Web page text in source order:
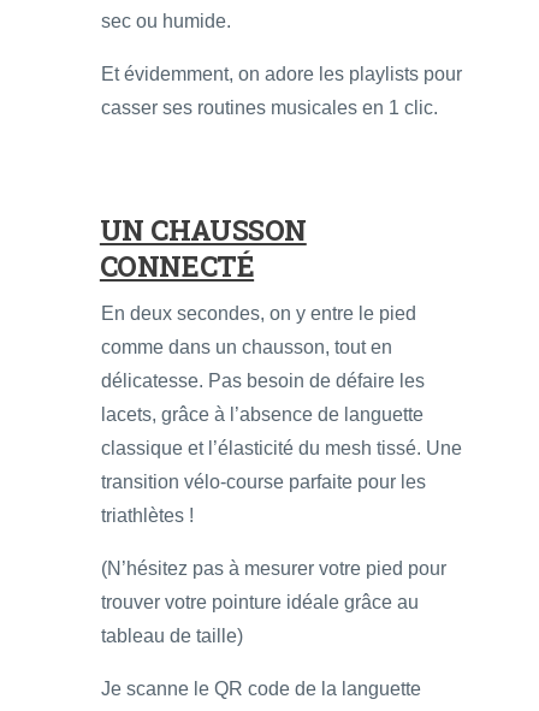
sec ou humide.
Et évidemment, on adore les playlists pour
casser ses routines musicales en 1 clic.
UN CHAUSSON
CONNECTÉ
En deux secondes, on y entre le pied
comme dans un chausson, tout en
délicatesse. Pas besoin de défaire les
lacets, grâce à l’absence de languette
classique et l’élasticité du mesh tissé. Une
transition vélo-course parfaite pour les
triathlètes !
(N’hésitez pas à mesurer votre pied pour
trouver votre pointure idéale grâce au
tableau de taille)
Je scanne le QR code de la languette